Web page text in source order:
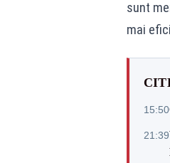
sunt
mai
15:50
21:39